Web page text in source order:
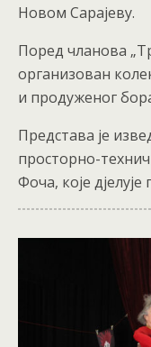
Новом Сарајеву.
Поред чланова
организован
и продуженог
Представа је
просторно-
Фоча, које